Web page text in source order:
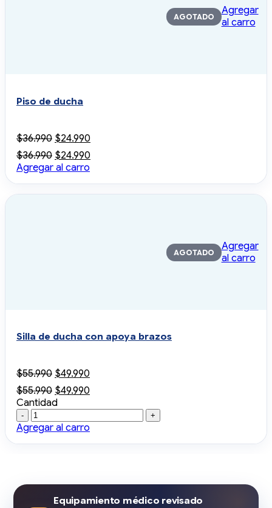
AGOTADO
Agregar
al carro
Piso de ducha
$36.990 El
precio
original
era:
$36.990.
$24.990
actual
$24.990.
$36.990 El
precio
era:
$24.990
es:
Agregar al carro
AGOTADO
Agregar
al carro
Silla de ducha con apoya brazos
$55.990 El
precio
original
era:
$55.990.
$49.990
actual
es:
$49.990.
$55.990 El
precio
era:
$49.990
Cantidad
Cantidad
Agregar al carro
Equipamiento médico revisado